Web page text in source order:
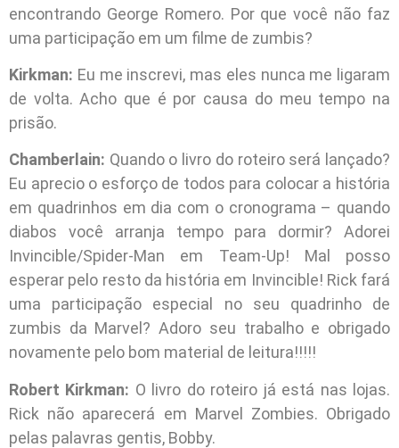
encontrando George Romero. Por que você não faz
uma participação em um filme de zumbis?
Kirkman: Eu me inscrevi, mas eles nunca me ligaram
de volta. Acho que é por causa do meu tempo na
prisão.
Chamberlain: Quando o livro do roteiro será lançado?
Eu aprecio o esforço de todos para colocar a história
em quadrinhos em dia com o cronograma – quando
diabos você arranja tempo para dormir? Adorei
Invincible/Spider-Man em Team-Up! Mal posso
esperar pelo resto da história em Invincible! Rick fará
uma participação especial no seu quadrinho de
zumbis da Marvel? Adoro seu trabalho e obrigado
novamente pelo bom material de leitura!!!!!
Robert Kirkman: O livro do roteiro já está nas lojas.
Rick não aparecerá em Marvel Zombies. Obrigado
pelas palavras gentis, Bobby.